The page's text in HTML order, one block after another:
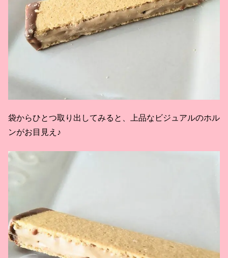
袋からひとつ取り出してみると、上品なビジュアルのホル
ンがお目見え♪